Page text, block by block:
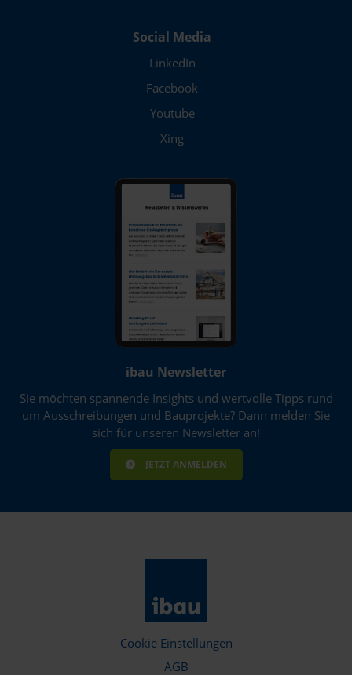
Social Media
LinkedIn
Facebook
Youtube
Xing
ibau Newsletter
Sie möchten spannende Insights und wertvolle Tipps rund
um Ausschreibungen und Bauprojekte? Dann melden Sie
sich für unseren Newsletter an!
JETZT ANMELDEN
Cookie Einstellungen
AGB